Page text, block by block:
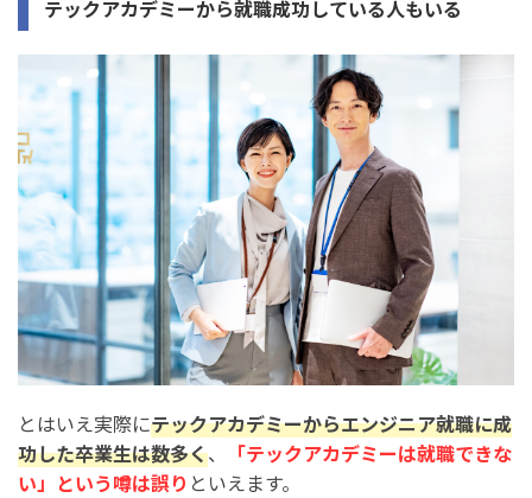
テックアカデミーから就職成功している人もいる
とはいえ実際にテックアカデミーからエンジニア就職に成
功した卒業生は数多く、
「テックアカデミーは就職できな
い」という噂は誤り といえます。